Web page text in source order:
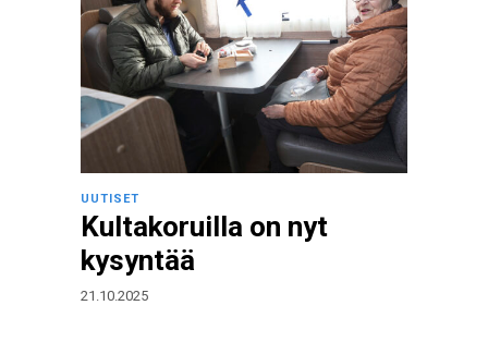
UUTISET
Kultakoruilla on nyt
kysyntää
21.10.2025